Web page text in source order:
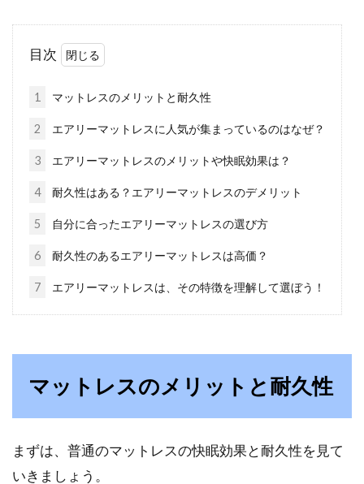
ワンルームの物件は、コンパクトなつくりで家
賃も安く、単身者には最適な間取りですよね。
アスリートが認めたマットレス ！高
今や、多くのアスリートたちが遠征に自分のマ
ットレスを持っていく時代です。これは、食事
やトレー...
は、安い...
目次
1 マットレスのメリットと耐久性
2 エアリーマットレスに人気が集まっているのはなぜ？
3 エアリーマットレスのメリットや快眠効果は？
4 耐久性はある？エアリーマットレスのデメリット
5 自分に合ったエアリーマットレスの選び方
6 耐久性のあるエアリーマットレスは高価？
7 エアリーマットレスは、その特徴を理解して選ぼう！
マットレスのメリットと耐久性
まずは、普通のマットレスの快眠効果と耐久性を見て
いきましょう。